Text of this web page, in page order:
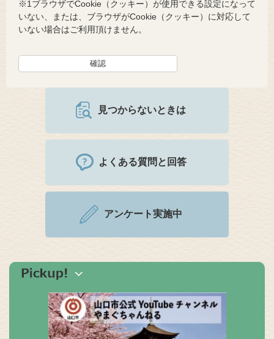
※1ブラウザでCookie（クッキー）が使用できる設定になって
いない、または、ブラウザがCookie（クッキー）に対応して
いない場合はご利用頂けません。
見つからないときは
よくある質問と回答
アンケート実施中